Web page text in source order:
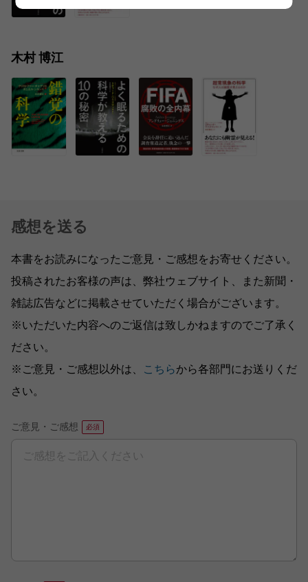
木村 博江
感想を送る
本書をお読みになったご意見・ご感想をお寄せください。
投稿されたお客様の声は、弊社ウェブサイト、また新聞・
雑誌広告などに掲載させていただく場合がございます。
※いただいた内容へのご返信は致しかねますのでご了承く
ださい。
※ご意見・ご感想以外は、
こちらから各部門にお送りくだ
さい。
ご意見・ご感想